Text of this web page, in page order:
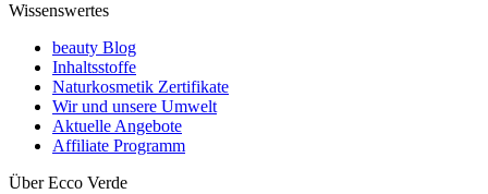
Wissenswertes
beauty Blog
Inhaltsstoffe
Naturkosmetik Zertifikate
Wir und unsere Umwelt
Aktuelle Angebote
Affiliate Programm
Über Ecco Verde